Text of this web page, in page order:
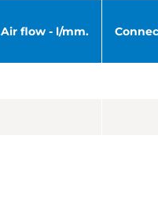
Air flow - l/mm.